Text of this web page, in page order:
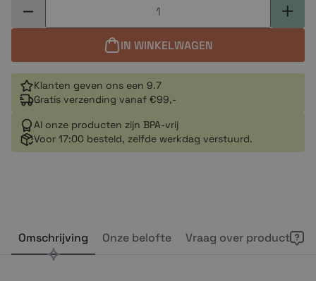
IN WINKELWAGEN
Klanten geven ons een 9.7
Gratis verzending vanaf €99,-
Al onze producten zijn BPA-vrij
Voor 17:00 besteld, zelfde werkdag verstuurd.
Omschrijving Onze belofte Vraag over product